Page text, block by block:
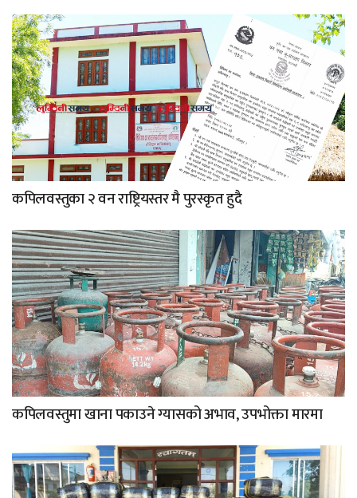
कपिलवस्तुका २ वन राष्ट्रियस्तर मै पुरस्कृत हुदै
कपिलवस्तुमा खाना पकाउने ग्यासको अभाव, उपभोक्ता मारमा